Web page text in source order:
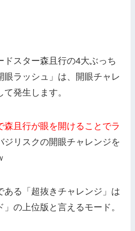
ドスター森且行の4大ぶっち
眼ラッシュ」は、開眼チャレ
発生します。
森且行が眼を開けることでラ
ジリスクの開眼チャレンジを
ある「超抜きチャレンジ」は
」の上位版と言えるモード。